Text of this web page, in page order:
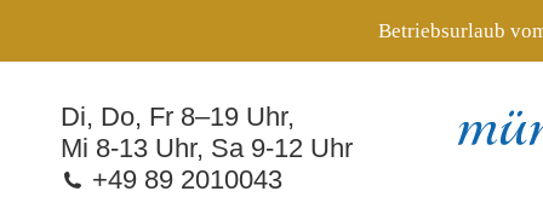
Betriebsurlaub
Di, Do, Fr 8–19 Uhr,
Mi 8-13 Uhr, Sa 9-12 Uhr
+49 89 2010043
Impressionen Maßschuhe